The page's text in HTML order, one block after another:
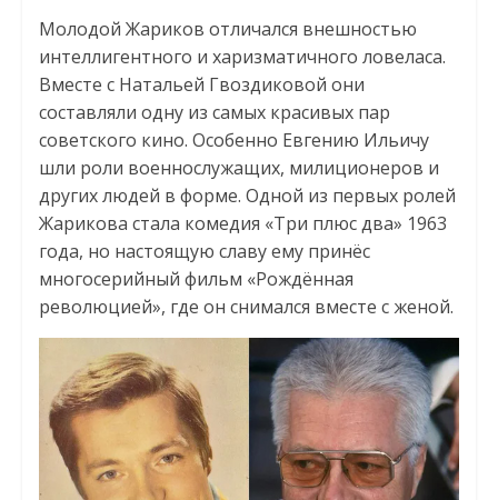
Молодой Жариков отличался внешностью
интеллигентного и харизматичного ловеласа.
Вместе с Натальей Гвоздиковой они
составляли одну из самых красивых пар
советского кино. Особенно Евгению Ильичу
шли роли военнослужащих, милиционеров и
других людей в форме. Одной из первых ролей
Жарикова стала комедия «Три плюс два» 1963
года, но настоящую славу ему принёс
многосерийный фильм «Рождённая
революцией», где он снимался вместе с женой.